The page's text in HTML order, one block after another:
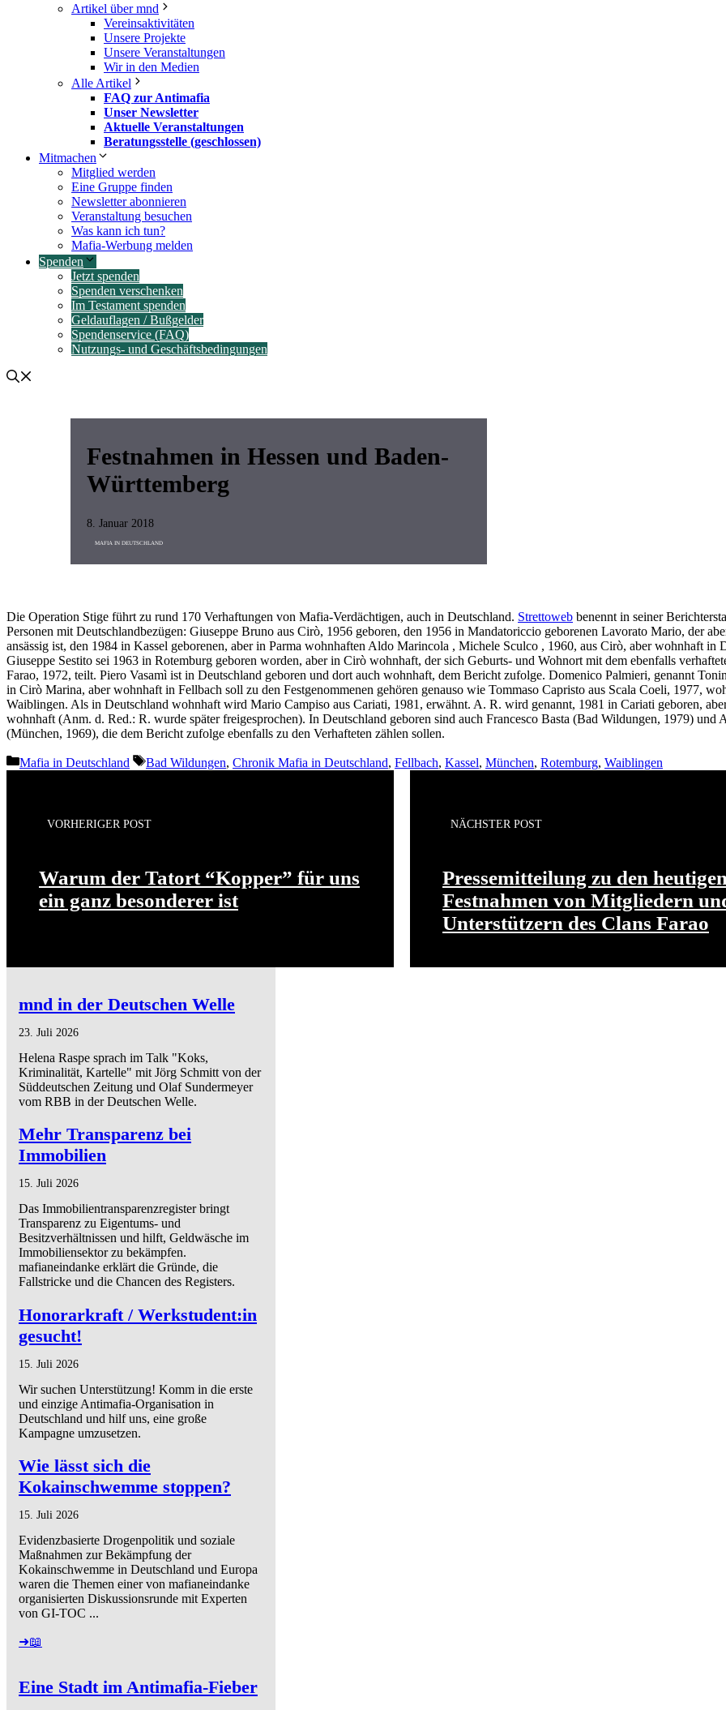
Artikel über mnd
Vereinsaktivitäten
Unsere Projekte
Unsere Veranstaltungen
Wir in den Medien
Alle Artikel
FAQ zur Antimafia
Unser Newsletter
Aktuelle Veranstaltungen
Beratungsstelle (geschlossen)
Mitmachen
Mitglied werden
Eine Gruppe finden
Newsletter abonnieren
Veranstaltung besuchen
Was kann ich tun?
Mafia-Werbung melden
Spenden
Jetzt spenden
Spenden verschenken
Im Testament spenden
Geldauflagen / Bußgelder
Spendenservice (FAQ)
Nutzungs- und Geschäftsbedingungen
Festnahmen in Hessen und Baden-
Württemberg
8. Januar 2018
MAFIA IN DEUTSCHLAND
Die Operation Stige führt zu rund 170 Verhaftungen von Mafia-Verdächtigen, auch in Deutschland. Strettoweb benennt in seiner
Personen mit Deutschlandbezügen: Giuseppe Bruno aus Cirò, 1956 geboren, den 1956 in Mandatoriccio geborenen Lavorato Mario, der
ansässig ist, den 1984 in Kassel geborenen, aber in Parma wohnhaften Aldo Marincola , Michele Sculco , 1960, aus Cirò, aber wohnhaft in
Giuseppe Sestito sei 1963 in Rotemburg geboren worden, aber in Cirò wohnhaft, der sich Geburts- und Wohnort mit dem ebenfalls
Farao, 1972, teilt. Piero Vasamì ist in Deutschland geboren und dort auch wohnhaft, dem Bericht zufolge. Domenico Palmieri, genannt
in Cirò Marina, aber wohnhaft in Fellbach soll zu den Festgenommenen gehören genauso wie Tommaso Capristo aus Scala Coeli, 1977,
Waiblingen. Als in Deutschland wohnhaft wird Mario Campiso aus Cariati, 1981, erwähnt. A. R. wird genannt, 1981 in Cariati geboren,
wohnhaft (Anm. d. Red.: R. wurde später freigesprochen). In Deutschland geboren sind auch Francesco Basta (Bad Wildungen, 1979) und
(München, 1969), die dem Bericht zufolge ebenfalls zu den Verhafteten zählen sollen.
Kategorien
Mafia in Deutschland Schlagwörter
Bad Wildungen, Chronik Mafia in Deutschland, Fellbach, Kassel, München, Rotemburg, Waiblingen
VORHERIGER POST
Warum der Tatort “Kopper” für uns
ein ganz besonderer ist
NÄCHSTER POST
Pressemitteilung zu den heutigen
Festnahmen von Mitgliedern
Unterstützern des Clans Farao
mnd in der Deutschen Welle
23. Juli 2026
Helena Raspe sprach im Talk "Koks,
Kriminalität, Kartelle" mit Jörg Schmitt von der
Süddeutschen Zeitung und Olaf Sundermeyer
vom RBB in der Deutschen Welle.
Mehr Transparenz bei
Immobilien
15. Juli 2026
Das Immobilientransparenzregister bringt
Transparenz zu Eigentums- und
Besitzverhältnissen und hilft, Geldwäsche im
Immobiliensektor zu bekämpfen.
mafianeindanke erklärt die Gründe, die
Fallstricke und die Chancen des Registers.
Honorarkraft / Werkstudent:in
gesucht!
15. Juli 2026
Wir suchen Unterstützung! Komm in die erste
und einzige Antimafia-Organisation in
Deutschland und hilf uns, eine große
Kampagne umzusetzen.
Wie lässt sich die
Kokainschwemme stoppen?
15. Juli 2026
Evidenzbasierte Drogenpolitik und soziale
Maßnahmen zur Bekämpfung der
Kokainschwemme in Deutschland und Europa
waren die Themen einer von mafianeindanke
organisierten Diskussionsrunde mit Experten
von GI-TOC ...
➜📖
Eine Stadt im Antimafia-Fieber